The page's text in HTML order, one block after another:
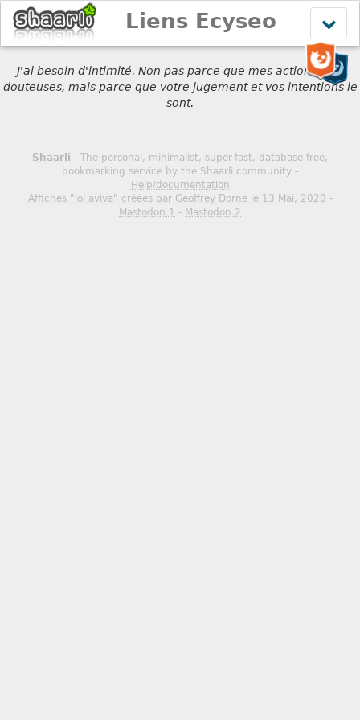
le
menu
Liens Ecyseo
J'ai besoin d'intimité. Non pas parce que mes actions sont
douteuses, mais parce que votre jugement et vos intentions le
sont.
Shaarli - The personal, minimalist, super-fast, database free,
bookmarking service by the Shaarli community -
Help/documentation
Affiches "loi aviva" créées par Geoffrey Dorne le 13 Mai, 2020 -
Mastodon 1 - Mastodon 2